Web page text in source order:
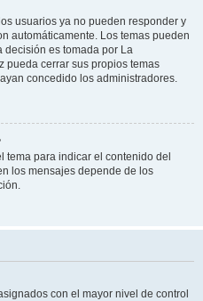
usuarios ya no pueden responder y
automáticamente. Los temas pueden
decisión es tomada por La
pueda cerrar sus propios temas
concedido los administradores.
para indicar el contenido del
los mensajes depende de los
con el mayor nivel de control